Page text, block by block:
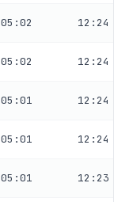
05:02 12:24
05:02 12:24
05:01 12:24
05:01 12:24
05:01 12:23